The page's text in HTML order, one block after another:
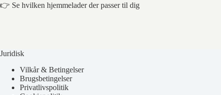
👉 Se hvilken hjemmelader der passer til dig
Juridisk
Vilkår & Betingelser
Brugsbetingelser
Privatlivspolitik